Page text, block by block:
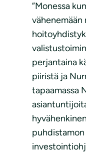
”Monessa
vähenemään
perjantaina
piiristä ja
tapaamassa